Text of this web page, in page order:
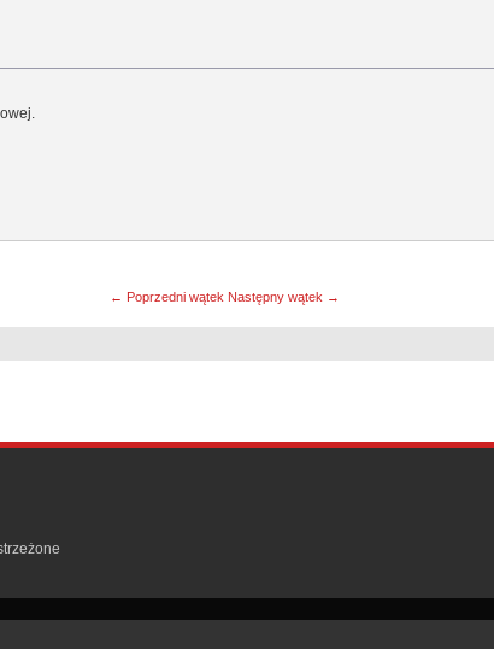
← Poprzedni wątek Następny wątek →